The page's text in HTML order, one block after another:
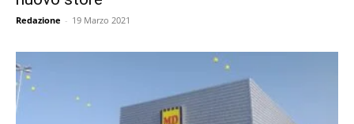
Redazione - 19 Marzo 2021